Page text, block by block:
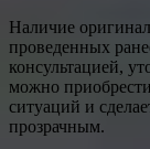
Наличие
проведенных
консультацией,
можно
ситуаций и
прозрачным.